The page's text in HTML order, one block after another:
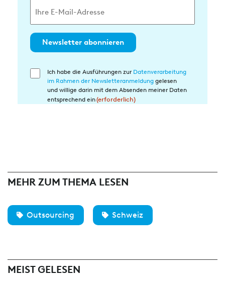
Newsletter abonnieren
Einwilligung
Ich habe die Ausführungen zur Datenverarbeitung
im Rahmen der Newsletteranmeldung gelesen
und willige darin mit dem Absenden meiner Daten
entsprechend ein(erforderlich)
MEHR ZUM THEMA LESEN
Outsourcing Schweiz
MEIST GELESEN